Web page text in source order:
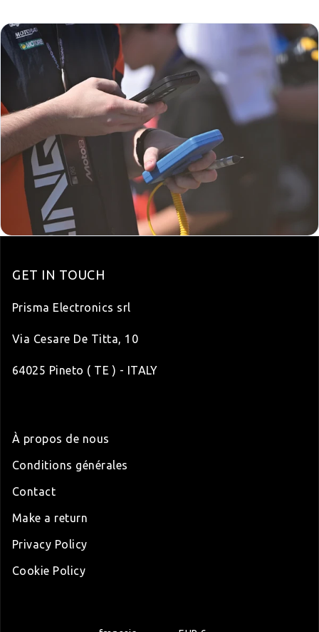
GET IN TOUCH
Prisma Electronics srl
Via Cesare De Titta, 10
64025 Pineto ( TE ) - ITALY
À propos de nous
Conditions générales
Contact
Make a return
Privacy Policy
Cookie Policy